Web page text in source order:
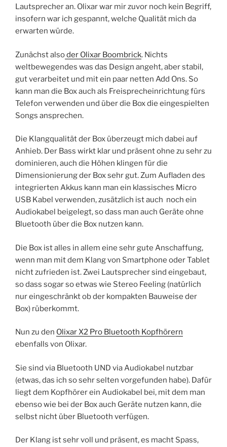
Lautsprecher an. Olixar war mir zuvor noch kein Begriff,
insofern war ich gespannt, welche Qualität mich da
erwarten würde.
Zunächst alsoder Olixar Boombrick. Nichts
weltbewegendes was das Design angeht, aber stabil,
gut verarbeitet und mit ein paar netten Add Ons. So
kann man die Box auch als Freisprecheinrichtung fürs
Telefon verwenden und über die Box die eingespielten
Songs ansprechen.
Die Klangqualität der Box überzeugt mich dabei auf
Anhieb. Der Bass wirkt klar und präsent ohne zu sehr zu
dominieren, auch die Höhen klingen für die
Dimensionierung der Box sehr gut. Zum Aufladen des
integrierten Akkus kann man ein klassisches Micro
USB Kabel verwenden, zusätzlich ist auch noch ein
Audiokabel beigelegt, so dass man auch Geräte ohne
Bluetooth über die Box nutzen kann.
Die Box ist alles in allem eine sehr gute Anschaffung,
wenn man mit dem Klang von Smartphone oder Tablet
nicht zufrieden ist. Zwei Lautsprecher sind eingebaut,
so dass sogar so etwas wie Stereo Feeling (natürlich
nur eingeschränkt ob der kompakten Bauweise der
Box) rüberkommt.
Nun zu den Olixar X2 Pro Bluetooth Kopfhörern
ebenfalls von Olixar.
Sie sind via Bluetooth UND via Audiokabel nutzbar
(etwas, das ich so sehr selten vorgefunden habe). Dafür
liegt dem Kopfhörer ein Audiokabel bei, mit dem man
ebenso wie bei der Box auch Geräte nutzen kann, die
selbst nicht über Bluetooth verfügen.
Der Klang ist sehr voll und präsent, es macht Spass,